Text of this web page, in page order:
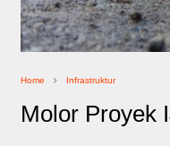
Home Infrastruktur
Molor Proyek